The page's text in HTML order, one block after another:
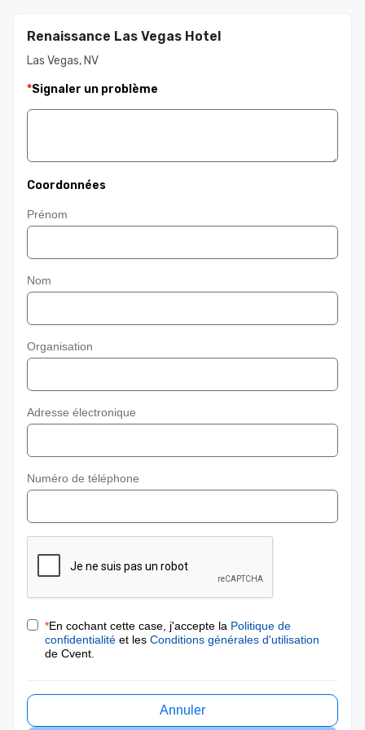
Renaissance Las Vegas Hotel
Las Vegas, NV
*Signaler un problème
Coordonnées
Prénom
Nom
Organisation
Adresse électronique
Numéro de téléphone
*En cochant cette case, j'accepte la Politique de
confidentialité et les Conditions générales d'utilisation
de Cvent.
Annuler